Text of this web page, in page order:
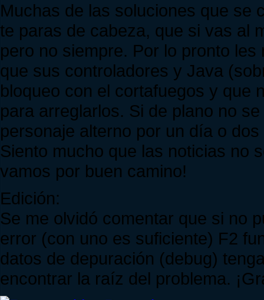
Muchas de las soluciones que se
te paras de cabeza, que si vas al
pero no siempre. Por lo pronto
que sus controladores y Java
bloqueo con el cortafuegos y que
para arreglarlos. Si de plano no
personaje alterno por un día o
Siento mucho que las noticias no
vamos por buen camino!
Edición:
Se me olvidó comentar que si no
error (con uno es suficiente) F2
datos de depuración (debug)
encontrar la raíz del problema.